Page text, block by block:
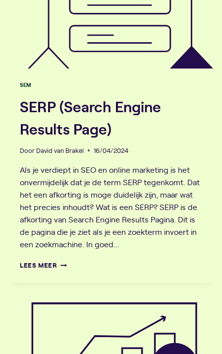
SEM
SERP (Search Engine
Results Page)
Door David van Brakel 16/04/2024
Als je verdiept in SEO en online marketing is het
onvermijdelijk dat je de term SERP tegenkomt. Dat
het een afkorting is moge duidelijk zijn, maar wat
het precies inhoudt? Wat is een SERP? SERP is de
afkorting van Search Engine Results Pagina. Dit is
de pagina die je ziet als je een zoekterm invoert in
een zoekmachine. In goed…
LEES MEER SERP
PAGE)